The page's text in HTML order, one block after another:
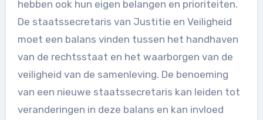
hebben ook hun eigen belangen en prioriteiten.
De staatssecretaris van Justitie en Veiligheid
moet een balans vinden tussen het handhaven
van de rechtsstaat en het waarborgen van de
veiligheid van de samenleving. De benoeming
van een nieuwe staatssecretaris kan leiden tot
veranderingen in deze balans en kan invloed